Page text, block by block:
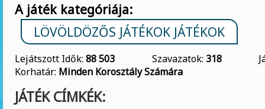
A játék kategóriája:
LÖVÖLDÖZŐS JÁTÉKOK JÁTÉKOK
Lejátszott Idők: 88 503 Szavazatok: 318
Korhatár: Minden Korosztály Számára
JÁTÉK CÍMKÉK: